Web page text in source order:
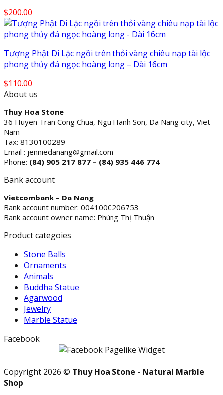
$200.00
Tượng Phật Di Lặc ngồi trên thỏi vàng chiêu nạp tài lộc
phong thủy đá ngọc hoàng long – Dài 16cm
$110.00
About us
Thuy Hoa Stone
36 Huyen Tran Cong Chua, Ngu Hanh Son, Da Nang city, Viet
Nam
Tax: 8130100289
Email : jenniedanang@gmail.com
Phone: (84) 905 217 877 – (84) 935 446 774
Bank account
Vietcombank – Da Nang
Bank account number: 0041000206753
Bank account owner name: Phùng Thị Thuận
Product categoies
Stone Balls
Ornaments
Animals
Buddha Statue
Agarwood
Jewelry
Marble Statue
Facebook
Copyright 2026 © Thuy Hoa Stone - Natural Marble
Shop